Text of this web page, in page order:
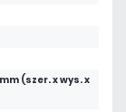
mm (szer. x wys. x